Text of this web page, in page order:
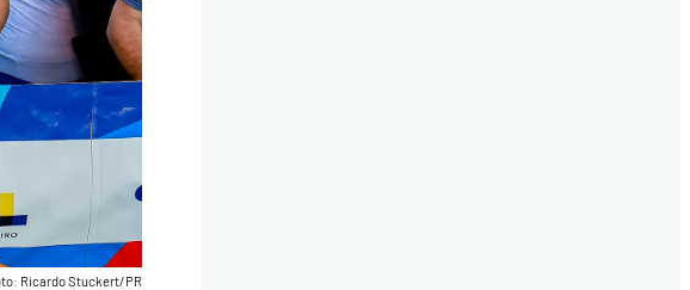
Ricardo Stuckert/PR